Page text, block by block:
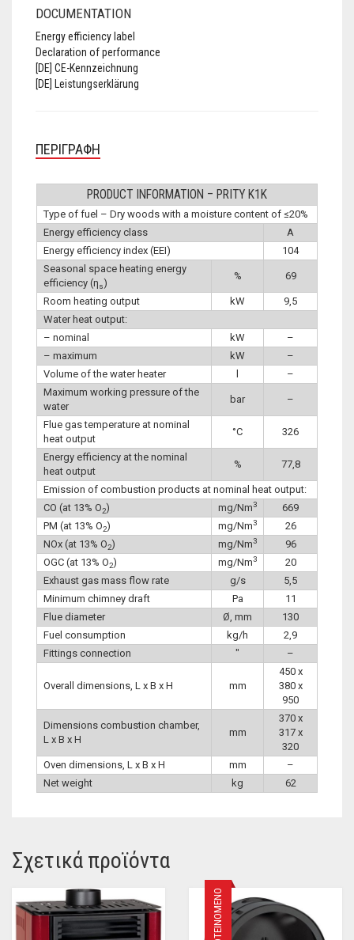
DOCUMENTATION
Energy efficiency label
Declaration of performance
[DE] CE-Kennzeichnung
[DE] Leistungserklärung
ΠΕΡΙΓΡΑΦΉ
PRODUCT INFORMATION – PRITY K1K
Type of fuel – Dry woods with a moisture content of ≤20%
Energy efficiency class
A
Energy efficiency index (EEI)
104
Seasonal space heating energy
efficiency (ηs)
% 69
Room heating output kW
9,5
Water heat output:
– nominal
kW
–
– maximum
kW
–
Volume of the water heater
–
Maximum working pressure of the
water
bar –
Flue gas temperature at nominal
heat output
°C 326
Energy efficiency at the nominal
heat output
% 77,8
Emission of combustion products at nominal heat output:
CO (at 13% O2) mg/Nm3
669
PM (at 13% O2) mg/Nm3
26
NOx (at 13% O2) mg/Nm3
96
OGC (at 13% O2) mg/Nm3
20
Exhaust gas mass flow rate
g/s
5,5
Minimum chimney draft
Pa
11
Flue diameter
Ø, mm
130
Fuel consumption
kg/h
2,9
Fittings connection
″ –
Overall dimensions, L x B x H mm
450 x
380 x
950
Dimensions combustion chamber,
L x B x H
mm
370 x
317 x
320
Oven dimensions, L x B x H
mm
–
Net weight
kg 62
Σχετικά προϊόντα
ΠΡΟΤΕΙΝΌΜΕΝΟ